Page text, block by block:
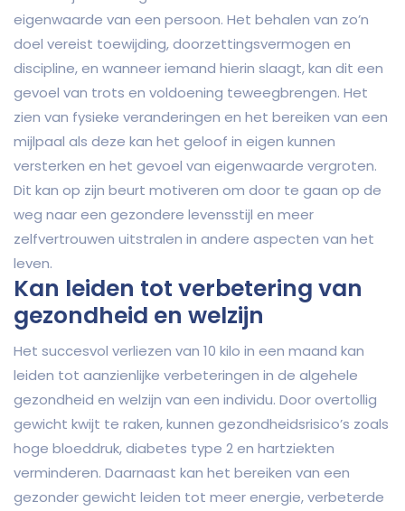
eigenwaarde van een persoon. Het behalen van zo’n
doel vereist toewijding, doorzettingsvermogen en
discipline, en wanneer iemand hierin slaagt, kan dit een
gevoel van trots en voldoening teweegbrengen. Het
zien van fysieke veranderingen en het bereiken van een
mijlpaal als deze kan het geloof in eigen kunnen
versterken en het gevoel van eigenwaarde vergroten.
Dit kan op zijn beurt motiveren om door te gaan op de
weg naar een gezondere levensstijl en meer
zelfvertrouwen uitstralen in andere aspecten van het
leven.
Kan leiden tot verbetering van
gezondheid en welzijn
Het succesvol verliezen van 10 kilo in een maand kan
leiden tot aanzienlijke verbeteringen in de algehele
gezondheid en welzijn van een individu. Door overtollig
gewicht kwijt te raken, kunnen gezondheidsrisico’s zoals
hoge bloeddruk, diabetes type 2 en hartziekten
verminderen. Daarnaast kan het bereiken van een
gezonder gewicht leiden tot meer energie, verbeterde